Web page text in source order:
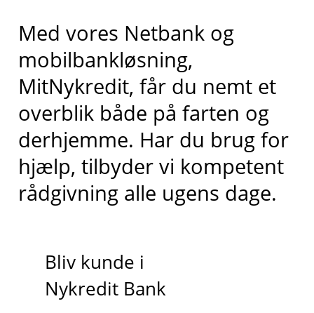
Med vores Netbank og
mobilbankløsning,
MitNykredit, får du nemt et
overblik både på farten og
derhjemme. Har du brug for
hjælp, tilbyder vi kompetent
rådgivning alle ugens dage.
Bliv kunde i
Nykredit Bank